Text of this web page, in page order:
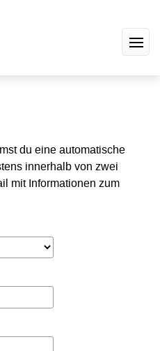
du eine automatische
innerhalb von zwei
mit Informationen zum